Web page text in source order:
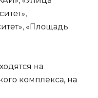
«Площадь
на
комплекса, на